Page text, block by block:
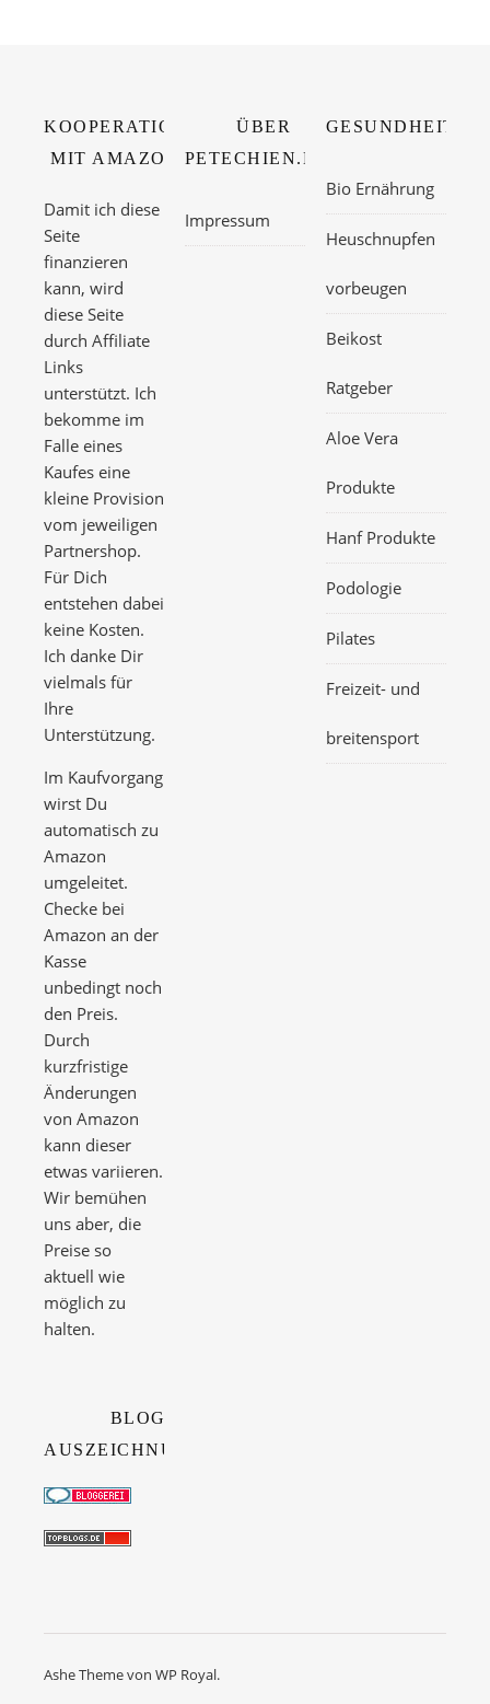
KOOPERATION
MIT AMAZON
Damit ich diese
Seite
finanzieren
kann, wird
diese Seite
durch Affiliate
Links
unterstützt. Ich
bekomme im
Falle eines
Kaufes eine
kleine Provision
vom jeweiligen
Partnershop.
Für Dich
entstehen dabei
keine Kosten.
Ich danke Dir
vielmals für
Ihre
Unterstützung.
Im Kaufvorgang
wirst Du
automatisch zu
Amazon
umgeleitet.
Checke bei
Amazon an der
Kasse
unbedingt noch
den Preis.
Durch
kurzfristige
Änderungen
von Amazon
kann dieser
etwas variieren.
Wir bemühen
uns aber, die
Preise so
aktuell wie
möglich zu
halten.
ÜBER
PETECHIEN.NET
Impressum
Bio Ernährung
Heuschnupfen
vorbeugen
Beikost
Ratgeber
Aloe Vera
Produkte
Hanf Produkte
Podologie
Pilates
Freizeit- und
breitensport
BLOG
AUSZEICHNUNGEN
Ashe Theme von WP Royal.